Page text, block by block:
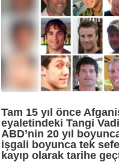
Tam 15 yıl önce
eyaletindeki Tangi
ABD’nin 20 yıl
işgali boyunca tek
kayıp olarak tarihe